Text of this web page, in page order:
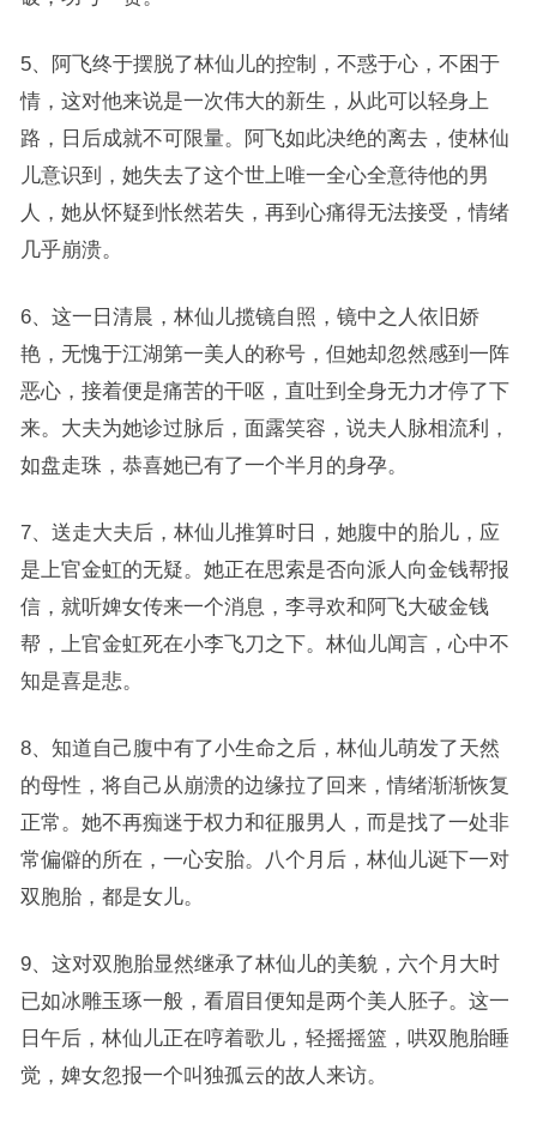
5、阿飞终于摆脱了林仙儿的控制，不惑于心，不困于
情，这对他来说是一次伟大的新生，从此可以轻身上
路，日后成就不可限量。阿飞如此决绝的离去，使林仙
儿意识到，她失去了这个世上唯一全心全意待他的男
人，她从怀疑到怅然若失，再到心痛得无法接受，情绪
几乎崩溃。
6、这一日清晨，林仙儿揽镜自照，镜中之人依旧娇
艳，无愧于江湖第一美人的称号，但她却忽然感到一阵
恶心，接着便是痛苦的干呕，直吐到全身无力才停了下
来。大夫为她诊过脉后，面露笑容，说夫人脉相流利，
如盘走珠，恭喜她已有了一个半月的身孕。
7、送走大夫后，林仙儿推算时日，她腹中的胎儿，应
是上官金虹的无疑。她正在思索是否向派人向金钱帮报
信，就听婢女传来一个消息，李寻欢和阿飞大破金钱
帮，上官金虹死在小李飞刀之下。林仙儿闻言，心中不
知是喜是悲。
8、知道自己腹中有了小生命之后，林仙儿萌发了天然
的母性，将自己从崩溃的边缘拉了回来，情绪渐渐恢复
正常。她不再痴迷于权力和征服男人，而是找了一处非
常偏僻的所在，一心安胎。八个月后，林仙儿诞下一对
双胞胎，都是女儿。
9、这对双胞胎显然继承了林仙儿的美貌，六个月大时
已如冰雕玉琢一般，看眉目便知是两个美人胚子。这一
日午后，林仙儿正在哼着歌儿，轻摇摇篮，哄双胞胎睡
觉，婢女忽报一个叫独孤云的故人来访。